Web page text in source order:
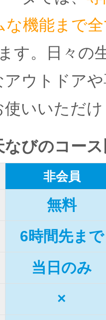
機能まで
す。日々の
アウトドア
使いいただ
なびのコー
非会員
無料
6時間先まで
当日のみ
×